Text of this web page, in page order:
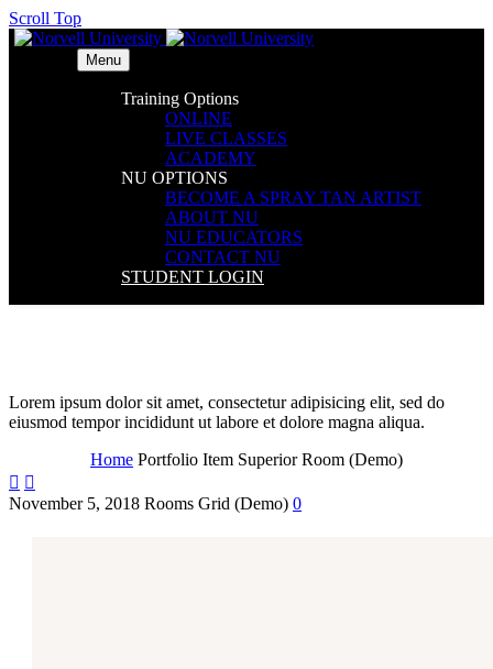
Scroll Top
Menu
Training Options
ONLINE
LIVE CLASSES
ACADEMY
NU OPTIONS
BECOME A SPRAY TAN ARTIST
ABOUT NU
NU EDUCATORS
CONTACT NU
STUDENT LOGIN
Lorem ipsum dolor sit amet, consectetur adipisicing elit, sed do
eiusmod tempor incididunt ut labore et dolore magna aliqua.
Home Portfolio Item Superior Room (Demo)
 
November 5, 2018 Rooms Grid (Demo) 0